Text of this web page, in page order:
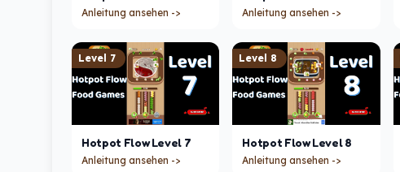
Anleitung ansehen -> Anleitung ansehen ->
Level 7
Hotpot Flow Level 7
Anleitung ansehen ->
Level 8
Hotpot Flow Level 8
Anleitung ansehen ->